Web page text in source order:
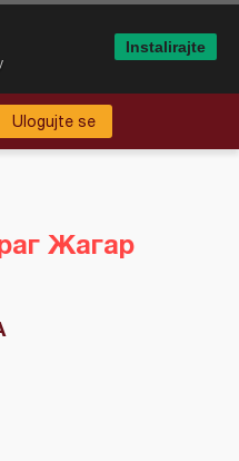
Ulogujte se
Жагар
Instalirajte